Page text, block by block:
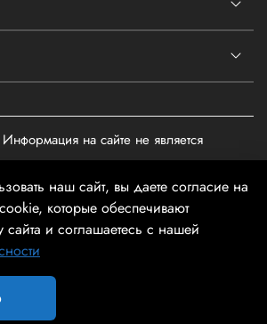
В корзину
на сайте не является
наш сайт, вы даете согласие на
которые обеспечивают
сайта и соглашаетесь с нашей